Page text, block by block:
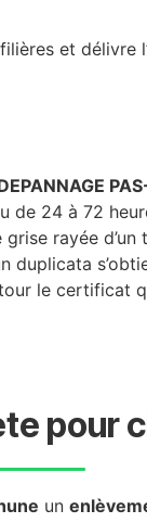
et délivre
24 à 72
rayée
le
pour
un